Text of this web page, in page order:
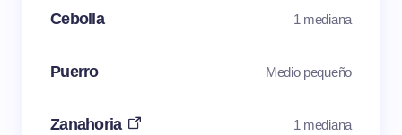
Cebolla 1 mediana
Puerro Medio pequeño
Zanahoria 1 mediana